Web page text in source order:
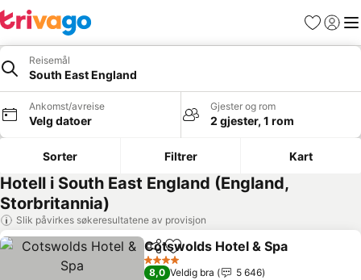
Favoritter
Logg
Reisemål
South East England
Ankomst/avreise
Velg datoer
Gjester og rom
2 gjester, 1 rom
Sorter Filtrer Kart
Hotell i South East England (England,
Storbritannia)
Slik påvirkes søkeresultatene av provisjon
Del Legg til i favoritter
Cotswolds Hotel & Spa
4 Stjerner
8,0 Veldig bra
5 646